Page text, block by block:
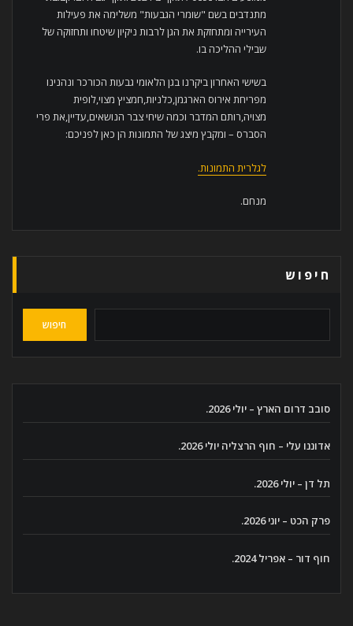
מתנדבים בשם "שומרי הגבעות" משלימה את פעילות
העירייה ומתחזקת את הגן לרבות ניקיון שיטחו ותחזוקה של
שבילי ההליכה בו.
בשישי האחרון ביקרנו בגן הלאומי גבעות הכורכר ונהנינו
מפריחת אירוס הארגמן,כלניות,חמציץ מצוי,לופית
מצויה,רותם המדבר וכמה שיחי צבר הנושאים,עדיין,את פרי
הסברס – ומקבץ מיצג של התמונות הן כאן לפניכם:
לגלרית התמונות.
מנחם.
חיפוש
חיפוש
סובב דרום הארץ – יולי 2026.
אדוננו עלי – חוף הרצליה יולי 2026.
תל דן – יולי 2026.
פרק הכט – יוני 2026.
חוף דור – אפריל 2024.